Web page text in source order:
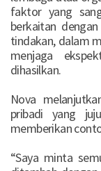
faktor yang
berkaitan
tindakan, dalam
menjaga
dihasilkan.
Nova
pribadi yang
memberikan
“Saya minta